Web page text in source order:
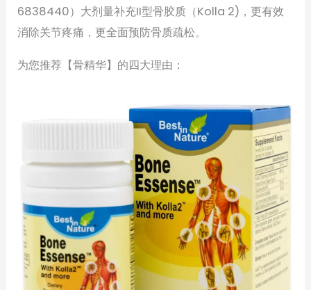
6838440）大剂量补充II型骨胶质（Kolla 2)，更有效
消除关节疼痛，更全面预防骨质疏松。
为您推荐【骨精华】的四大理由：